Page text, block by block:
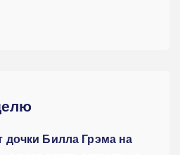
дочки Билла Грэма на